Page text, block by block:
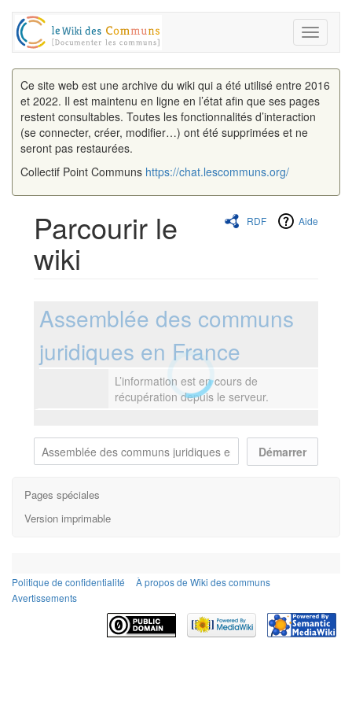
Toggle
Ce site web est une archive du wiki qui a été utilisé entre 2016
et 2022. Il est maintenu en ligne en l’état afin que ses pages
restent consultables. Toutes les fonctionnalités d’interaction
(se connecter, créer, modifier…) ont été supprimées et ne
seront pas restaurées.
Collectif Point Communs https://chat.lescommuns.org/
RDF Aide
Parcourir le
wiki
Assemblée des communs
juridiques en France
L’information est en cours de
récupération depuis le serveur.
Pages spéciales
Version imprimable
Politique de confidentialité
À propos de Wiki des communs
Avertissements